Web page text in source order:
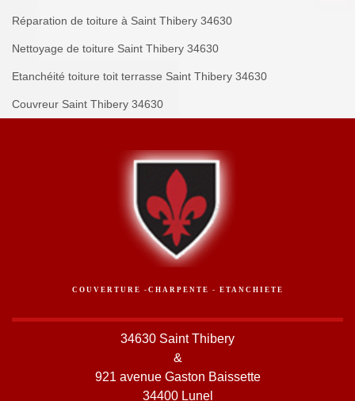
Réparation de toiture à Saint Thibery 34630
Nettoyage de toiture Saint Thibery 34630
Etanchéité toiture toit terrasse Saint Thibery 34630
Couvreur Saint Thibery 34630
COUVERTURE -CHARPENTE - ETANCHIETE
34630 Saint Thibery
&
921 avenue Gaston Baissette
34400 Lunel